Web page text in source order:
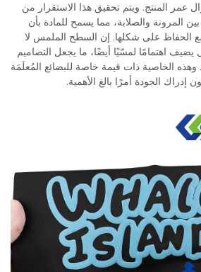
عمر المنتج. ويتم تحقيق هذا الاستقرار من
المرونة والصلابة، مما يسمح للمادة بأن
الحفاظ على شكلها. إن السطح الملمس لا
اهتمامًا لمسّيًا أيضًا، ما يجعل التصاميم
وهذه الخاصية ذات قيمة خاصة للبضائع المُعلَمَة
إدراك الجودة أمرًا بالغ الأهمية.